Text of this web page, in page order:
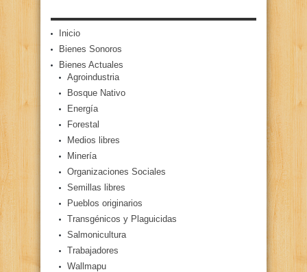
Inicio
Bienes Sonoros
Bienes Actuales
Agroindustria
Bosque Nativo
Energía
Forestal
Medios libres
Minería
Organizaciones Sociales
Semillas libres
Pueblos originarios
Transgénicos y Plaguicidas
Salmonicultura
Trabajadores
Wallmapu